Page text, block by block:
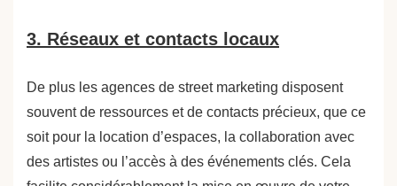
3. Réseaux et contacts locaux
De plus les agences de street marketing disposent
souvent de ressources et de contacts précieux, que ce
soit pour la location d’espaces, la collaboration avec
des artistes ou l’accès à des événements clés. Cela